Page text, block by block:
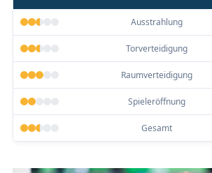
Ausstrahlung
Torverteidigung
Raumverteidigung
Spieleröffnung
Gesamt